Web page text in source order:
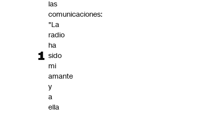
las
comunicaciones:
"La
radio
ha
sido
mi
amante
y
a
ella